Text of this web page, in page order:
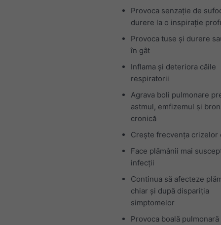
Provoca senzație de
durere la o inspirație
Provoca tuse și durere
în gât
Inflama și deteriora căile
respiratorii
Agrava boli pulmonare
astmul, emfizemul și
cronică
Crește frecvența crizelor
Face plămânii mai
infecții
Continua să afecteze
chiar și după dispariția
simptomelor
Provoca boală pulmonară